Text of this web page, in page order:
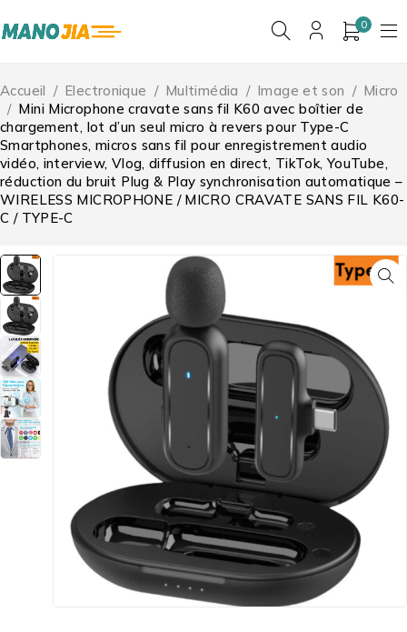
0
Accueil / Electronique / Multimédia / Image et son / Micro
/ Mini Microphone cravate sans fil K60 avec boîtier de
chargement, lot d’un seul micro à revers pour Type-C
Smartphones, micros sans fil pour enregistrement audio
vidéo, interview, Vlog, diffusion en direct, TikTok, YouTube,
réduction du bruit Plug & Play synchronisation automatique –
WIRELESS MICROPHONE / MICRO CRAVATE SANS FIL K60-
C / TYPE-C